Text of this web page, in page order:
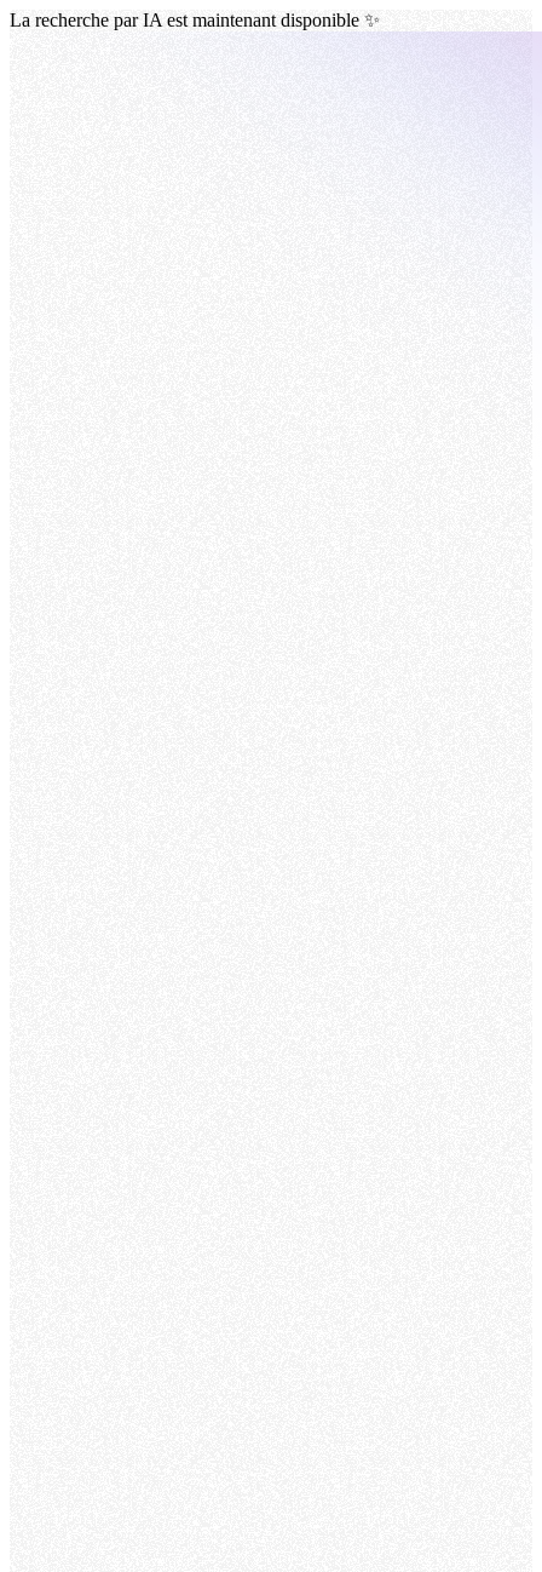
La recherche par IA est maintenant disponible ✨